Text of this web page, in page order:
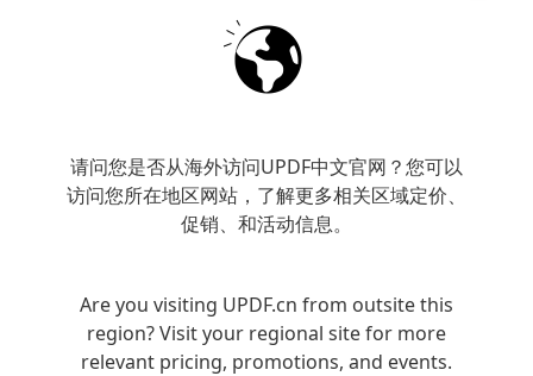
请问您是否从海外访问UPDF中文官网？您可以
访问您所在地区网站，了解更多相关区域定价、
促销、和活动信息。
Are you visiting UPDF.cn from outsite this
region? Visit your regional site for more
relevant pricing, promotions, and events.
操作步骤：